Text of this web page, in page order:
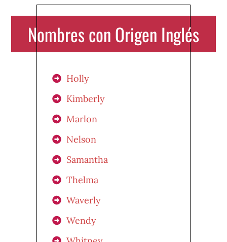
Nombres con Origen Inglés
Holly
Kimberly
Marlon
Nelson
Samantha
Thelma
Waverly
Wendy